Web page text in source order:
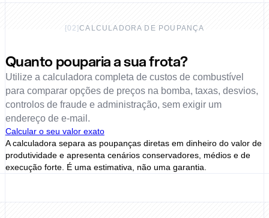
[02]CALCULADORA DE POUPANÇA
Quanto pouparia a sua frota?
Utilize a calculadora completa de custos de combustível
para comparar opções de preços na bomba, taxas, desvios,
controlos de fraude e administração, sem exigir um
endereço de e-mail.
Calcular o seu valor exato
A calculadora separa as poupanças diretas em dinheiro do valor de
produtividade e apresenta cenários conservadores, médios e de
execução forte. É uma estimativa, não uma garantia.